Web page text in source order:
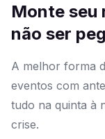
Monte seu
não ser
A melhor forma
eventos com
tudo na quinta à
crise.